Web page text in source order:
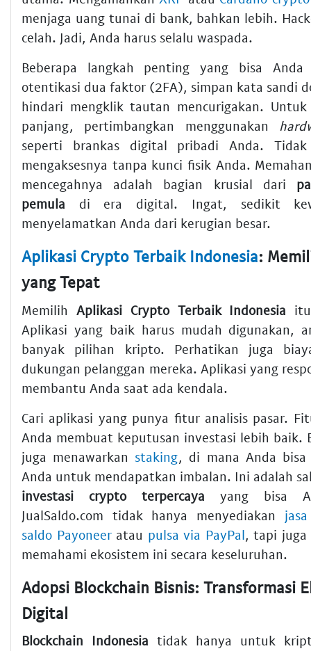
menjaga uang tunai di bank, bahkan lebih.
celah. Jadi, Anda harus selalu waspada.
Beberapa langkah penting yang bisa Anda
otentikasi dua faktor (2FA), simpan kata sandi
hindari mengklik tautan mencurigakan.
panjang, pertimbangkan menggunakan
seperti brankas digital pribadi Anda.
mengaksesnya tanpa kunci fisik Anda.
mencegahnya adalah bagian krusial dari
pemula di era digital. Ingat, sedikit
menyelamatkan Anda dari kerugian besar.
Aplikasi Crypto Terbaik Indonesia:
yang Tepat
Memilih Aplikasi Crypto Terbaik Indonesia
Aplikasi yang baik harus mudah digunakan,
banyak pilihan kripto. Perhatikan juga
dukungan pelanggan mereka. Aplikasi yang
membantu Anda saat ada kendala.
Cari aplikasi yang punya fitur analisis pasar.
Anda membuat keputusan investasi lebih baik.
juga menawarkanstaking, di mana Anda
Anda untuk mendapatkan imbalan. Ini adalah
investasi crypto terpercaya yang bisa
JualSaldo.com tidak hanya menyediakan jasa
saldo Payoneeratau pulsa via PayPal, tapi juga
memahami ekosistem ini secara keseluruhan.
Adopsi Blockchain Bisnis: Transformasi
Digital
Blockchain Indonesia tidak hanya untuk